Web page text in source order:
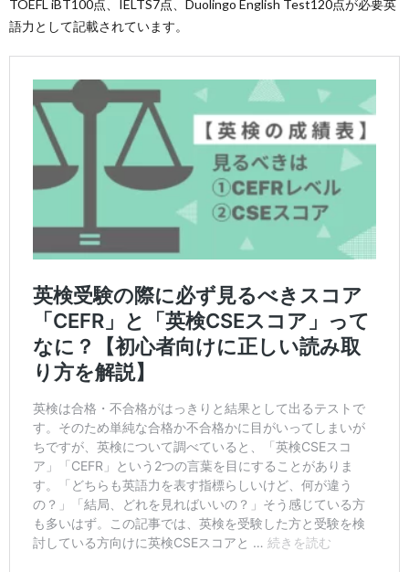
TOEFL iBT100点、IELTS7点、Duolingo English Test120点が必要英
語力として記載されています。